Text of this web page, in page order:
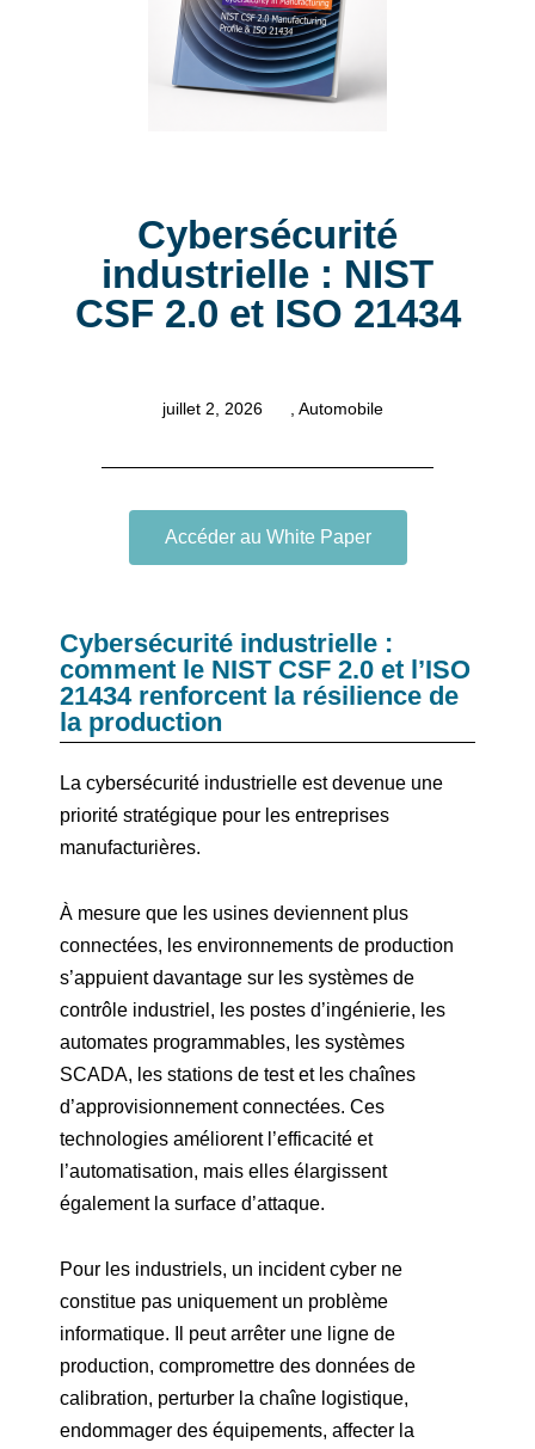
Cybersécurité
industrielle : NIST
CSF 2.0 et ISO 21434
juillet 2, 2026 Automobile
Accéder au White Paper
Cybersécurité industrielle :
comment le NIST CSF 2.0 et l’ISO
21434 renforcent la résilience de
la production
La cybersécurité industrielle est devenue une
priorité stratégique pour les entreprises
manufacturières.
À mesure que les usines deviennent plus
connectées, les environnements de production
s’appuient davantage sur les systèmes de
contrôle industriel, les postes d’ingénierie, les
automates programmables, les systèmes
SCADA, les stations de test et les chaînes
d’approvisionnement connectées. Ces
technologies améliorent l’efficacité et
l’automatisation, mais elles élargissent
également la surface d’attaque.
Pour les industriels, un incident cyber ne
constitue pas uniquement un problème
informatique. Il peut arrêter une ligne de
production, compromettre des données de
calibration, perturber la chaîne logistique,
endommager des équipements, affecter la